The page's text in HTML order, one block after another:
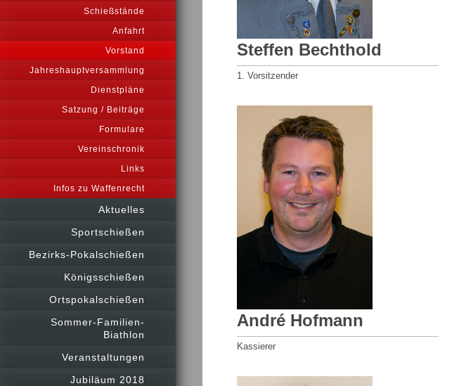
Schießstände
Anfahrt
Vorstand
Jahreshauptversammlung
Dienstpläne
Satzung / Beiträge
Formulare
Vereinschronik
Links
Infos zu Waffenrecht
Aktuelles
Sportschießen
Bezirks-Pokalschießen
Königsschießen
Ortspokalschießen
Sommer-Familien-
Biathlon
Veranstaltungen
Jubiläum 2018
Steffen Bechthold
1. Vorsitzender
André Hofmann
Kassierer